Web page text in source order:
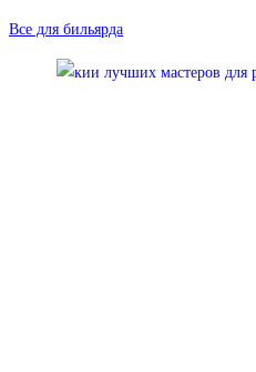
Перейти
Все для бильярда